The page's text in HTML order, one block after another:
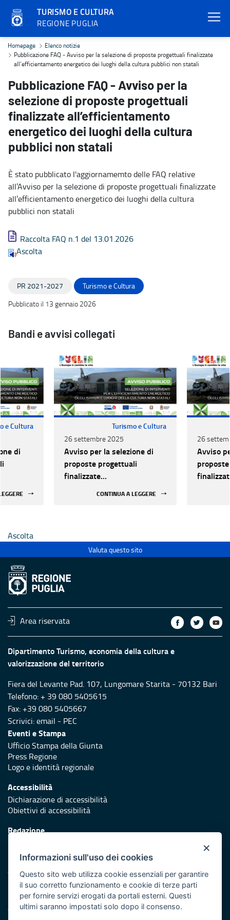
TURISMO E CULTURA
REGIONE PUGLIA
Pubblicazione FAQ - Avviso per la selezione di proposte
Homepage
Elenco notizie
Pubblicazione FAQ - Avviso per la selezione di proposte progettuali finalizzate
all’efficientamento energetico dei luoghi della cultura pubblici non statali
Pubblicazione FAQ - Avviso per la
selezione di proposte progettuali
finalizzate all’efficientamento
energetico dei luoghi della cultura
pubblici non statali
È stato pubblicato l'aggiornamemto delle FAQ relative
all’Avviso per la selezione di proposte progettuali finalizzate
all’efficientamento energetico dei luoghi della cultura
pubblici non statali
Raccolta FAQ n.1 del 13.01.2026
Ascolta
PR 2021-2027
Turismo e Cultura
Pubblicato il 13 gennaio 2026
Bandi e avvisi collegati
e Cultura
di
Turismo e Cultura
26 settembre 2025
Avviso per la selezione di
proposte progettuali
finalizzate
CONTINUA A LEGGERE
26
Avviso
Ascolta
Valuta questo sito
Area riservata
Dipartimento Turismo, economia della cultura e
valorizzazione del territorio
Fiera del Levante Pad. 107, Lungomare Starita - 70132 Bari
Telefono: + 39 080 5405615
Fax: +39 080 5405667
Scrivici:email - PEC
Eventi e Stampa
Ufficio Stampa della Giunta
Press Regione
Logo e identità regionale
Accessibilità
Dichiarazione di accessibilità
Obiettivi di accessibilità
Redazione
Protezione civile
Vai al sito di Protezione Civile Puglia
Iniziativa finanziata con risorse del POR Puglia 2014/2020 -
Asse XI
×
Informazioni sull'uso dei cookies
Questo sito web utilizza cookie essenziali per garantire
il suo corretto funzionamento e cookie di terze parti
per fornire servizi erogati da portali esterni. Questi
ultimi saranno impostati solo dopo il consenso.